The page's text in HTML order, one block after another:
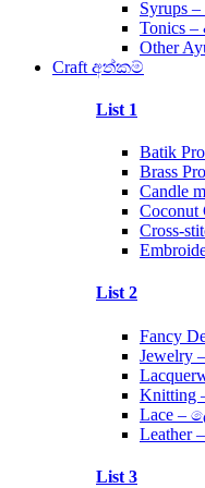
Syrups
Tonics
Other
Craft අත්කම්
List 1
Batik
Brass
Candle
Cross-
List 2
Fancy
Lace –
Leather
List 3